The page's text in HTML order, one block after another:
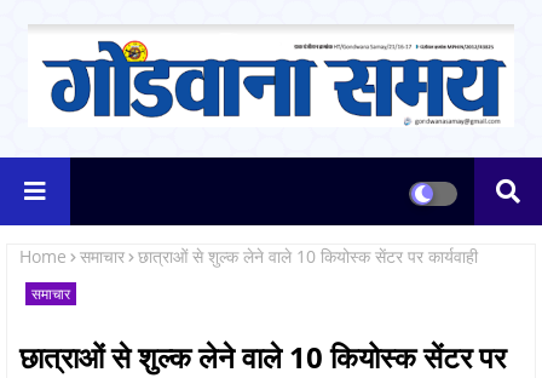
Home समाचार छात्राओं से शुल्क लेने वाले 10 कियोस्क सेंटर पर कार्यवाही
समाचार
छात्राओं से शुल्क लेने वाले 10 कियोस्क सेंटर पर